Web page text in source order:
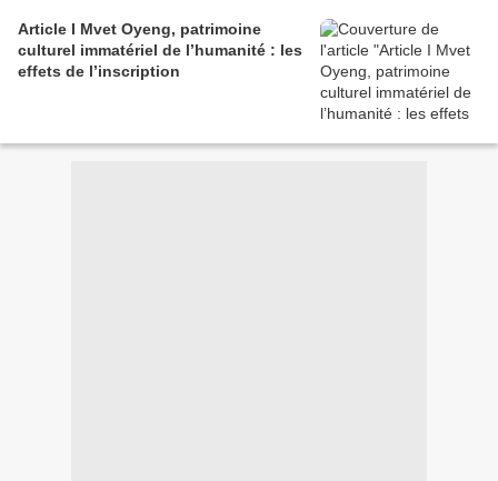
Article I Mvet Oyeng, patrimoine
culturel immatériel de l’humanité : les
effets de l’inscription